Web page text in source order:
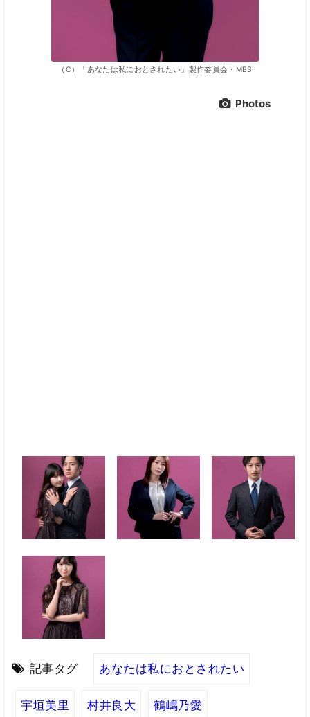
（C）「あなたは私におとされたい」製作委員会・MBS
Photos
記事タグ あなたは私におとされたい
宇垣美里 村井良大 鶴嶋乃愛